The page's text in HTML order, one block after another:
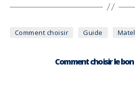
Comment choisir Guide
Comment choisir le